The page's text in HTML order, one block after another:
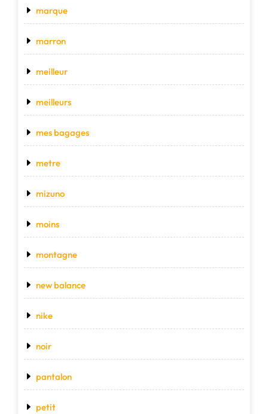
marque
marron
meilleur
meilleurs
mes bagages
metre
mizuno
moins
montagne
new balance
nike
noir
pantalon
petit